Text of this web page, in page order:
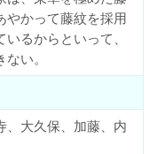
やかって藤紋を採用
るからといって、
い。
、大久保、加藤、内